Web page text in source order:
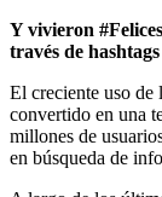
Y vivieron
través de hashtags
El creciente uso de
convertido en una
millones de
en búsqueda de